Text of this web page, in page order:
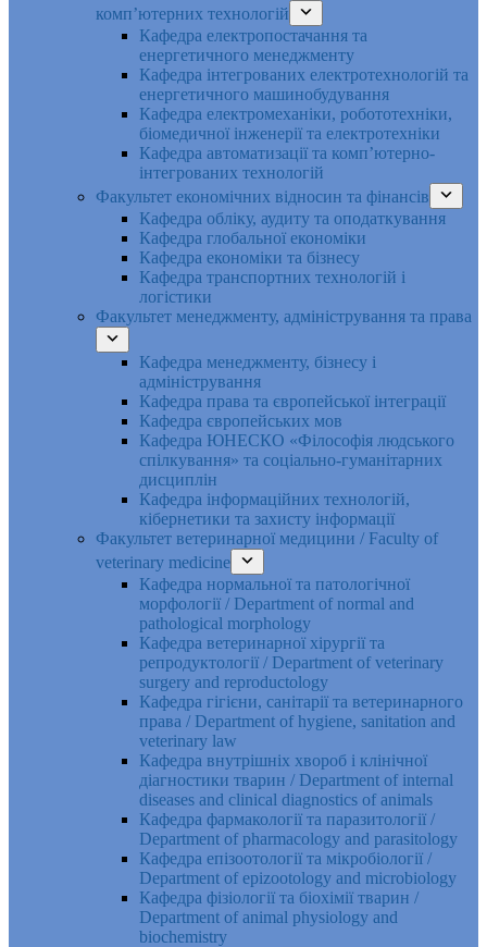
комп’ютерних технологій
Кафедра електропостачання та
енергетичного менеджменту
Кафедра інтегрованих електротехнологій та
енергетичного машинобудування
Кафедра електромеханіки, робототехніки,
біомедичної інженерії та електротехніки
Кафедра автоматизації та комп’ютерно-
інтегрованих технологій
Факультет економічних відносин та фінансів
Кафедра обліку, аудиту та оподаткування
Кафедра глобальної економіки
Кафедра економіки та бізнесу
Кафедра транспортних технологій і
логістики
Факультет менеджменту, адміністрування та права
Кафедра менеджменту, бізнесу і
адміністрування
Кафедра права та європейської інтеграції
Кафедра європейських мов
Кафедра ЮНЕСКО «Філософія людського
спілкування» та соціально-гуманітарних
дисциплін
Кафедра інформаційних технологій,
кібернетики та захисту інформації
Факультет ветеринарної медицини / Faculty of
veterinary medicine
Кафедра нормальної та патологічної
морфології / Department of normal and
pathological morphology
Кафедра ветеринарної хірургії та
репродуктології / Department of veterinary
surgery and reproductology
Кафедра гігієни, санітарії та ветеринарного
права / Department of hygiene, sanitation and
veterinary law
Кафедра внутрішніх хвороб і клінічної
діагностики тварин / Department of internal
diseases and clinical diagnostics of animals
Кафедра фармакології та паразитології /
Department of pharmacology and parasitology
Кафедра епізоотології та мікробіології /
Department of epizootology and microbiology
Кафедра фізіології та біохімії тварин /
Department of animal physiology and
biochemistry